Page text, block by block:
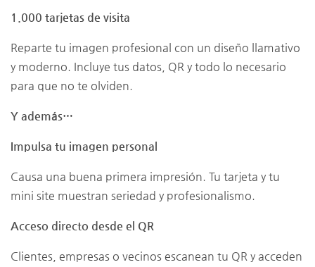
1.000 tarjetas de visita
Reparte tu imagen profesional con un diseño llamativo
y moderno. Incluye tus datos, QR y todo lo necesario
para que no te olviden.
Y además…
Impulsa tu imagen personal
Causa una buena primera impresión. Tu tarjeta y tu
mini site muestran seriedad y profesionalismo.
Acceso directo desde el QR
Clientes, empresas o vecinos escanean tu QR y acceden